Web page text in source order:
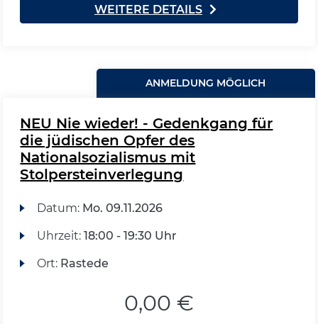
WEITERE DETAILS
ANMELDUNG MÖGLICH
NEU Nie wieder! - Gedenkgang für
die jüdischen Opfer des
Nationalsozialismus mit
Stolpersteinverlegung
Datum: Mo. 09.11.2026
Uhrzeit: 18:00 - 19:30 Uhr
Ort: Rastede
0,00 €